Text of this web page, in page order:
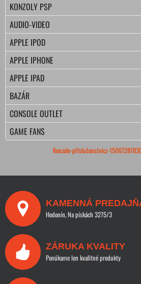
KONZOLY PSP
AUDIO-VIDEO
APPLE IPOD
APPLE IPHONE
APPLE IPAD
BAZÁR
CONSOLE OUTLET
GAME FANS
Konzole-příslušenstvícz-
KAMENNÁ
Hodonín, Na pískách 3275/3
ZÁRUKA KVALITY
Ponúkame len kvalitné produkty